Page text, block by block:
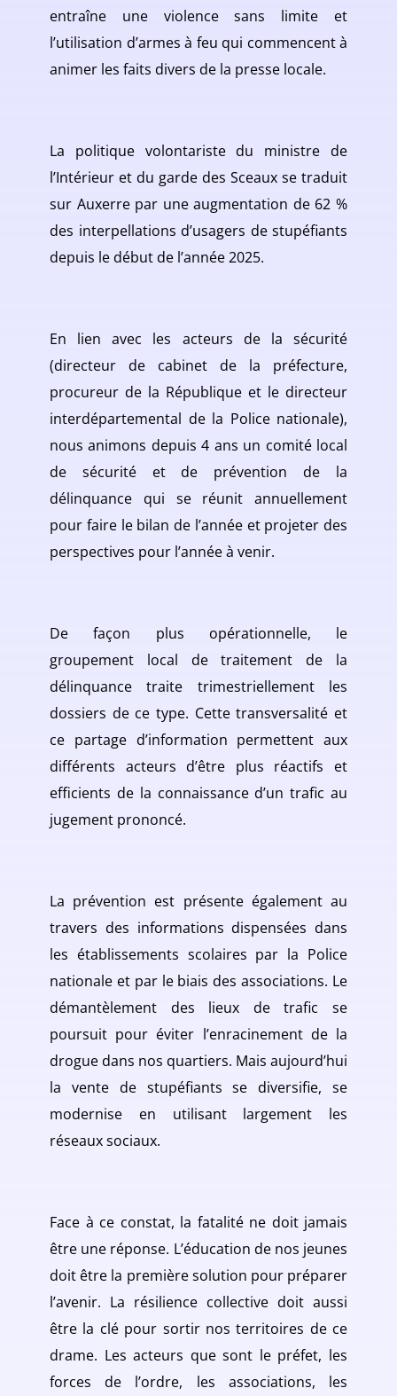
entraîne une violence sans limite et
l’utilisation d’armes à feu qui commencent à
animer les faits divers de la presse locale.
La politique volontariste du ministre de
l’Intérieur et du garde des Sceaux se traduit
sur Auxerre par une augmentation de 62 %
des interpellations d’usagers de stupéfiants
depuis le début de l’année 2025.
En lien avec les acteurs de la sécurité
(directeur de cabinet de la préfecture,
procureur de la République et le directeur
interdépartemental de la Police nationale),
nous animons depuis 4 ans un comité local
de sécurité et de prévention de la
délinquance qui se réunit annuellement
pour faire le bilan de l’année et projeter des
perspectives pour l’année à venir.
De façon plus opérationnelle, le
groupement local de traitement de la
délinquance traite trimestriellement les
dossiers de ce type. Cette transversalité et
ce partage d’information permettent aux
différents acteurs d’être plus réactifs et
efficients de la connaissance d’un trafic au
jugement prononcé.
La prévention est présente également au
travers des informations dispensées dans
les établissements scolaires par la Police
nationale et par le biais des associations. Le
démantèlement des lieux de trafic se
poursuit pour éviter l’enracinement de la
drogue dans nos quartiers. Mais aujourd’hui
la vente de stupéfiants se diversifie, se
modernise en utilisant largement les
réseaux sociaux.
Face à ce constat, la fatalité ne doit jamais
être une réponse. L’éducation de nos jeunes
doit être la première solution pour préparer
l’avenir. La résilience collective doit aussi
être la clé pour sortir nos territoires de ce
drame. Les acteurs que sont le préfet, les
forces de l’ordre, les associations, les